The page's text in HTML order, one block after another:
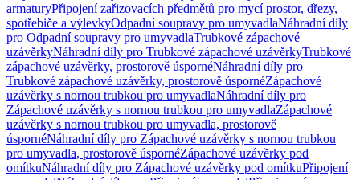
armaturyPřipojení zařizovacích předmětů pro mycí prostor, dřezy,
spotřebiče a výlevkyOdpadní soupravy pro umyvadlaNáhradní díly
pro Odpadní soupravy pro umyvadlaTrubkové zápachové
uzávěrkyNáhradní díly pro Trubkové zápachové uzávěrkyTrubkové
zápachové uzávěrky, prostorově úspornéNáhradní díly pro
Trubkové zápachové uzávěrky, prostorově úspornéZápachové
uzávěrky s nornou trubkou pro umyvadlaNáhradní díly pro
Zápachové uzávěrky s nornou trubkou pro umyvadlaZápachové
uzávěrky s nornou trubkou pro umyvadla, prostorově
úspornéNáhradní díly pro Zápachové uzávěrky s nornou trubkou
pro umyvadla, prostorově úspornéZápachové uzávěrky pod
omítkuNáhradní díly pro Zápachové uzávěrky pod omítkuPřipojení